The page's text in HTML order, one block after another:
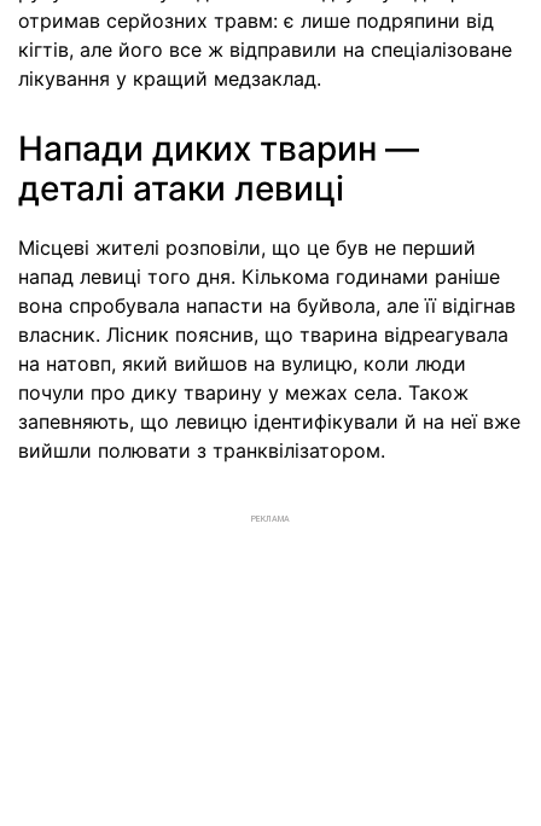
отримав серйозних травм: є лише подряпини від
кігтів, але його все ж відправили на спеціалізоване
лікування у кращий медзаклад.
Напади диких тварин —
деталі атаки левиці
Місцеві жителі розповіли, що це був не перший
напад левиці того дня. Кількома годинами раніше
вона спробувала напасти на буйвола, але її відігнав
власник. Лісник пояснив, що тварина відреагувала
на натовп, який вийшов на вулицю, коли люди
почули про дику тварину у межах села. Також
запевняють, що левицю ідентифікували й на неї вже
вийшли полювати з транквілізатором.
РЕКЛАМА